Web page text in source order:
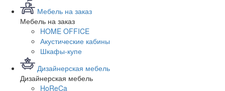
Мебель на заказ
Мебель на заказ
HOME OFFICE
Акустические кабины
Шкафы-купе
Дизайнерская мебель
Дизайнерская мебель
HoReCa